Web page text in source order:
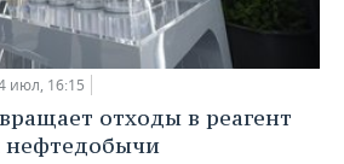
июл, 16:15
отходы в реагент